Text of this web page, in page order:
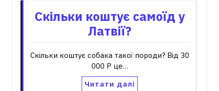
Скільки коштує самоїд у
Латвії?
Скільки коштує собака такої породи? Від 30
000 Р це…
Читати далі